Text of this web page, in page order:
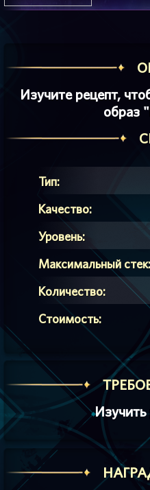
Изучите рецепт,
образ
Тип:
Качество:
Уровень:
Максимальный стек:
Количество:
Стоимость:
Изучить